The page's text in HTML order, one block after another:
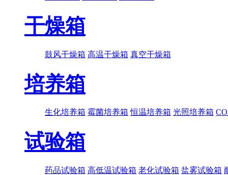
干燥箱
鼓风干燥箱 高温干燥箱 真空干燥箱
培养箱
生化培养箱 霉菌培养箱 恒温培养箱 光照培养箱
试验箱
药品试验箱 高低温试验箱 老化试验箱 盐雾试验箱